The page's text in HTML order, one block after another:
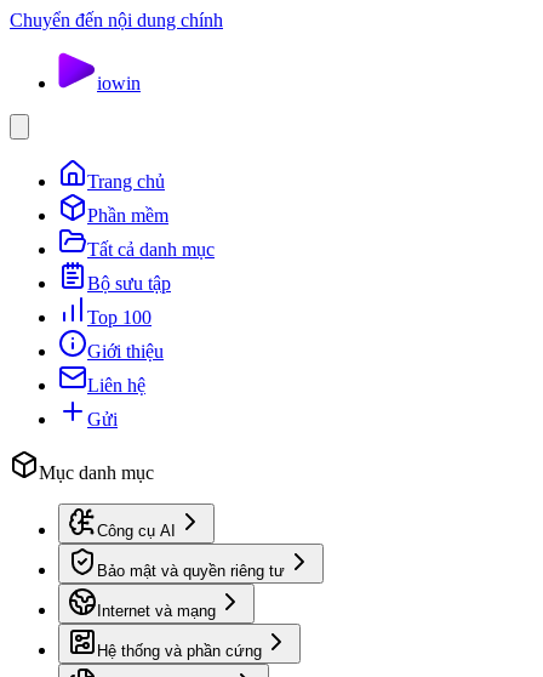
Chuyển đến nội dung chính
iowin
Trang chủ
Phần mềm
Tất cả danh mục
Bộ sưu tập
Top 100
Giới thiệu
Liên hệ
Gửi
Mục danh mục
Công cụ AI
Bảo mật và quyền riêng tư
Internet và mạng
Hệ thống và phần cứng